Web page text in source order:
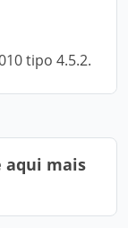
tipo 4.5.2.
aqui mais